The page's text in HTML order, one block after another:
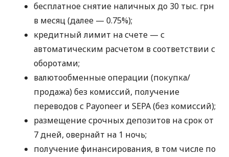
бесплатное снятие наличных до 30 тыс. грн
в месяц (далее — 0.75%);
кредитный лимит на счете — с
автоматическим расчетом в соответствии с
оборотами;
валютообменные операции (покупка/
продажа) без комиссий, получение
переводов с Payoneer и SEPA (без комиссий);
размещение срочных депозитов на срок от
7 дней, овернайт на 1 ночь;
получение финансирования, в том числе по